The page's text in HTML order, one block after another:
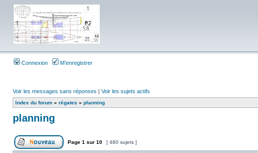
Connexion M’enregistrer
Voir les messages sans réponses | Voir les sujets actifs
Index du forum » régates » planning
planning
Page 1 sur 10 [ 480 sujets ]